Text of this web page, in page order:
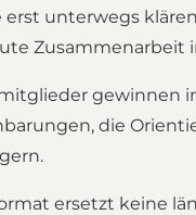
erst unterwegs
Zusammenarbeit
gewinnen
die
ersetzt keine